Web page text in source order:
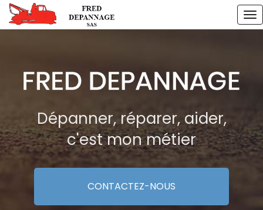
Aller
au
Dépanner, réparer, aider,
c'est mon métier
CONTACTEZ-NOUS